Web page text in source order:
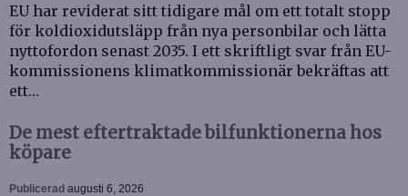
EU har reviderat sitt tidigare mål om ett totalt stopp
för koldioxidutsläpp från nya personbilar och lätta
nyttofordon senast 2035. I ett skriftligt svar från EU-
kommissionens klimatkommissionär bekräftas att
ett…
De mest eftertraktade bilfunktionerna hos
köpare
Publicerad augusti 6, 2026